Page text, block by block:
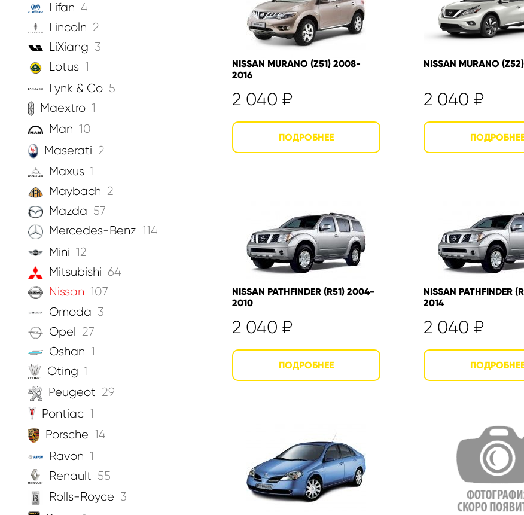
Lifan 4
Lincoln 2
LiXiang 3
Lotus 1
Lynk & Co 5
Maextro 1
Man 10
Maserati 2
Maxus 1
Maybach 2
Mazda 57
Mercedes-Benz 114
Mini 12
Mitsubishi 64
Nissan 107
Omoda 3
Opel 27
Oshan 1
Oting 1
Peugeot 29
Pontiac 1
Porsche 14
Ravon 1
Renault 55
Rolls-Royce 3
NISSAN MURANO (Z51) 2008-
2016
2 040 ₽
NISSAN MURANO
2 040 ₽
NISSAN PATHFINDER (R51) 2004-
2010
2 040 ₽
NISSAN PATHFINDER
2014
2 040 ₽